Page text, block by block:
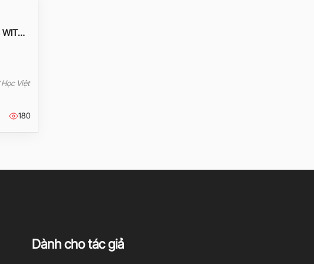
WITH
Việt
180
Dành cho tác giả